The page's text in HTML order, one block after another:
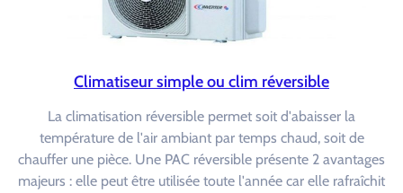
Climatiseur simple ou clim réversible
La climatisation réversible permet soit d'abaisser la
température de l'air ambiant par temps chaud, soit de
chauffer une pièce. Une PAC réversible présente 2 avantages
majeurs : elle peut être utilisée toute l'année car elle rafraîchit